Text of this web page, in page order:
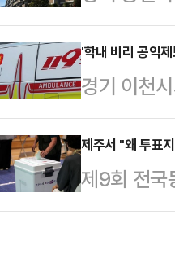
선관위 선
다.공직선
오후6시 이
는 대기 번
는 오후6
에 있던 70
인동부경
서 사람이
고, 경찰이
씨를 발견
로 옮겨져
으로 보고
'학내 비리 공익
경기 이천
찰 등에 따
근처에서
견되지 않
은 없는 것
제주서 "왜 투표
제9회 전국
이 투표용